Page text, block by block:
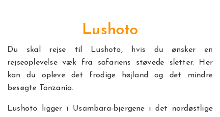
Lushoto
Du skal rejse til Lushoto, hvis du ønsker en
rejseoplevelse væk fra safariens støvede sletter. Her
kan du opleve det frodige højland og det mindre
besøgte Tanzania.
Lushoto ligger i Usambara-bjergene i det nordøstlige